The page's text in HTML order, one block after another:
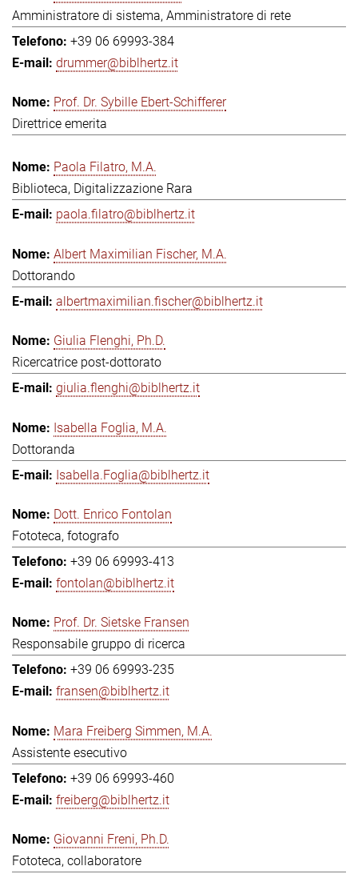
Amministratore di sistema, Amministratore di rete
+39 06 69993-384
drummer@biblhertz.it
Prof. Dr. Sybille Ebert-Schifferer
Direttrice emerita
Paola Filatro, M.A.
Biblioteca, Digitalizzazione Rara
paola.filatro@biblhertz.it
Albert Maximilian Fischer, M.A.
Dottorando
albertmaximilian.fischer@biblhertz.it
Giulia Flenghi, Ph.D.
Ricercatrice post-dottorato
giulia.flenghi@biblhertz.it
Isabella Foglia, M.A.
Dottoranda
Isabella.Foglia@biblhertz.it
Dott. Enrico Fontolan
Fototeca, fotografo
+39 06 69993-413
fontolan@biblhertz.it
Prof. Dr. Sietske Fransen
Responsabile gruppo di ricerca
+39 06 69993-235
fransen@biblhertz.it
Mara Freiberg Simmen, M.A.
Assistente esecutivo
+39 06 69993-460
freiberg@biblhertz.it
Giovanni Freni, Ph.D.
Fototeca, collaboratore